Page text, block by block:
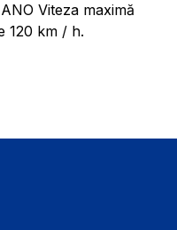
Viteza maximă
120 km / h.